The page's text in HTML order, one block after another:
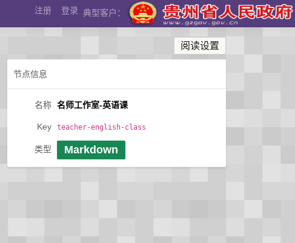
注册 登录 典型客户：
阅读设置
节点信息
名称 名师工作室-英语课
Key teacher-english-class
类型 Markdown